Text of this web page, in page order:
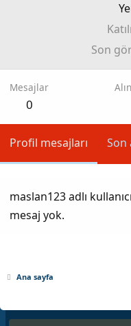
Son
Mesajlar
0
Profil mesajları Son
maslan123 adlı
mesaj yok.
Ana sayfa